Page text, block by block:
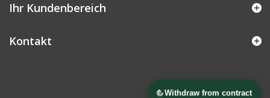
Ihr Kundenbereich
Kontakt